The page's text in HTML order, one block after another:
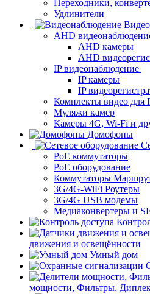
Переходники,
Удлинители
AHD
AHD камеры
AHD
IP видеонаблюдение
IP камеры
IP
Комплекты видео для
Муляжи камер
Камеры 4G, Wi-Fi и
Домофоны
PoE коммутаторы
PoE оборудование
Коммутаторы
3G/4G-WiFi Роутеры
3G/4G USB модемы
Медиаконвертеры и
движения и освещённости
Умный дом
мощности, Фильтры,